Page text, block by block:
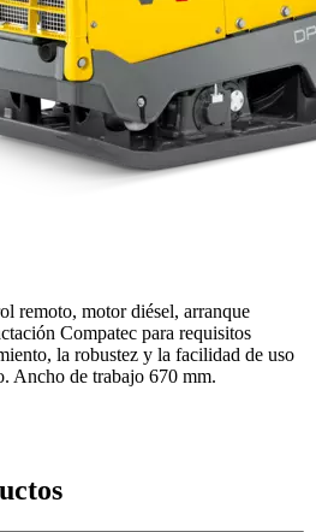
remoto, motor diésel, arranque
Compatec para requisitos
la robustez y la facilidad de uso
Ancho de trabajo 670 mm.